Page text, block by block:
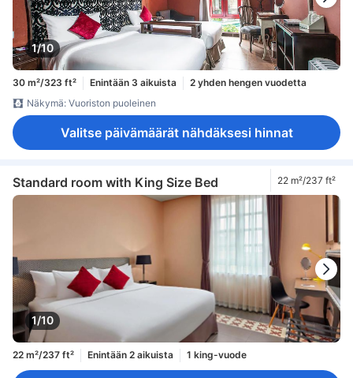
1/10
30 m²/323 ft² Enintään 3 aikuista
2 yhden hengen vuodetta
Näkymä: Vuoriston puoleinen
Valitse päivämäärät nähdäksesi hinnat
Standard room with King Size Bed 22 m²/237 ft²
1/10
22 m²/237 ft² Enintään 2 aikuista 1 king-vuode